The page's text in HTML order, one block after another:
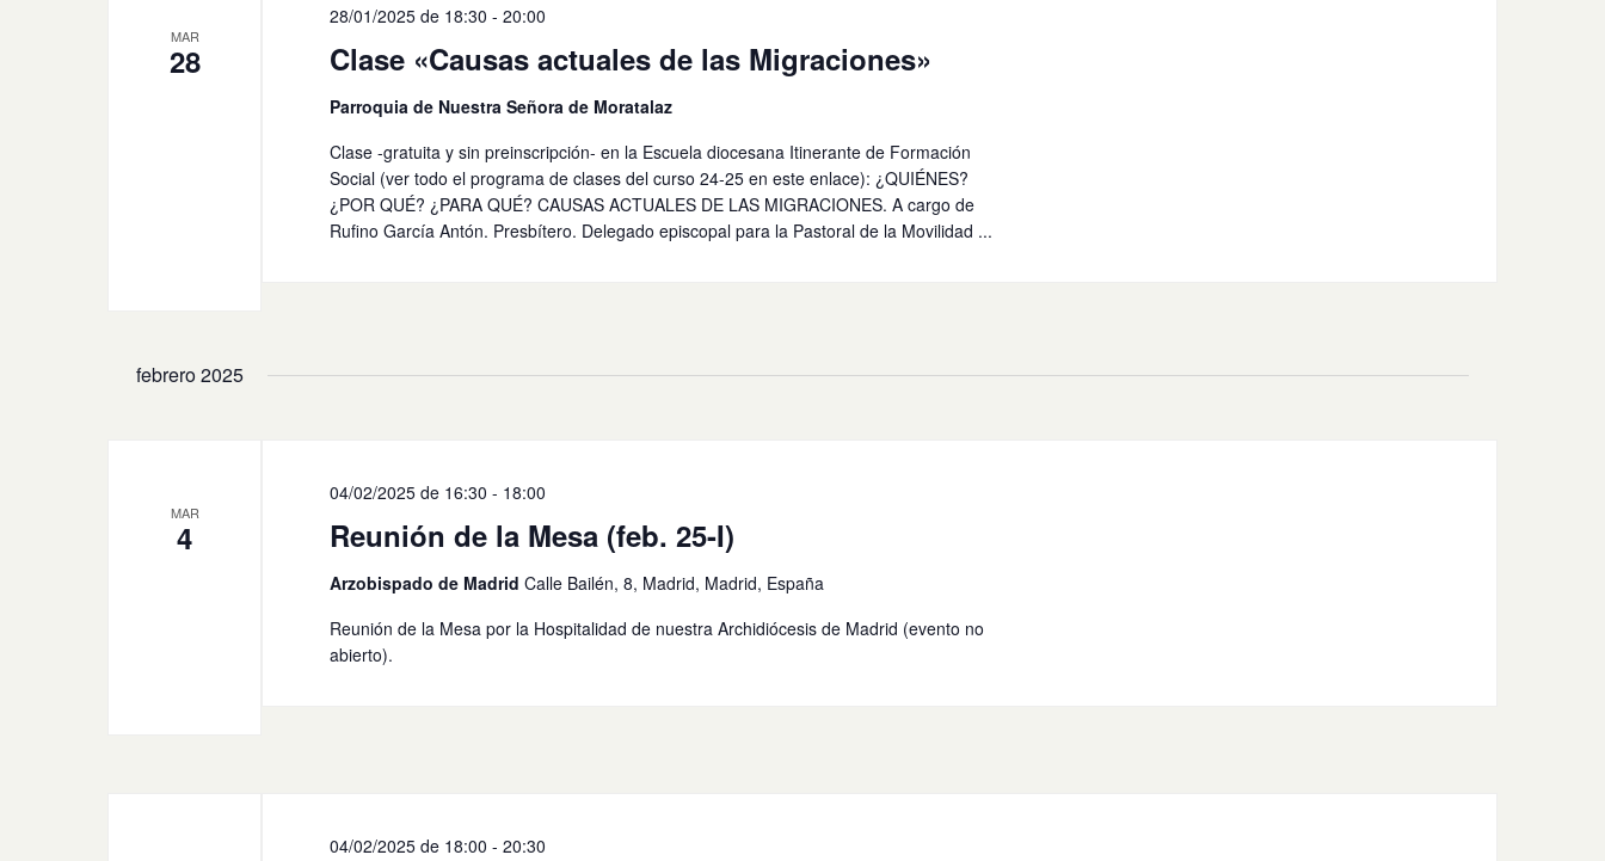
MAR
28 Clase «Causas actuales de las Migraciones»
28/01/2025 de 18:30 -20:00
Parroquia de Nuestra Señora de Moratalaz
Clase -gratuita y sin preinscripción- en la Escuela diocesana Itinerante de Formación
Social (ver todo el programa de clases del curso 24-25 en este enlace): ¿QUIÉNES?
¿POR QUÉ? ¿PARA QUÉ? CAUSAS ACTUALES DE LAS MIGRACIONES. A cargo de
Rufino García Antón. Presbítero. Delegado episcopal para la Pastoral de la Movilidad ...
febrero 2025
MAR
4 Reunión de la Mesa (feb. 25-I)
04/02/2025 de 16:30 - 18:00
Arzobispado de MadridCalle Bailén, 8, Madrid, Madrid, España
Reunión de la Mesa por la Hospitalidad de nuestra Archidiócesis de Madrid (evento no
abierto).
04/02/2025 de 18:00 -20:30